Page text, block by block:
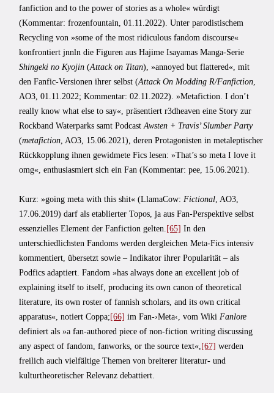
fanfiction and to the power of stories as a whole« würdigt
(Kommentar: frozenfountain, 01.11.2022). Unter parodistischem
Recycling von »some of the most ridiculous fandom discourse«
konfrontiert jnnln die Figuren aus Hajime Isayamas Manga-Serie
Shingeki no Kyojin (Attack on Titan), »annoyed but flattered«, mit
den Fanfic-Versionen ihrer selbst (Attack On Modding R/Fanfiction
AO3, 01.11.2022; Kommentar: 02.11.2022). »Metafiction. I don’t
really know what else to say«, präsentiert r3dheaven eine Story zur
Rockband Waterparks samt Podcast Awsten + Travis’ Slumber Party
(metafiction , AO3, 15.06.2021), deren Protagonisten in metaleptischer
Rückkopplung ihnen gewidmete Fics lesen: »That’s so meta I love it
omg«, enthusiasmiert sich ein Fan (Kommentar: pee, 15.06.2021).
Kurz: »going meta with this shit« (LlamaCow: Fictional , AO3,
17.06.2019) darf als etablierter Topos, ja aus Fan-Perspektive selbst
essenzielles Element der Fanfiction gelten. [65] In den
unterschiedlichsten Fandoms werden dergleichen Meta-Fics intensiv
kommentiert, übersetzt sowie – Indikator ihrer Popularität – als
Podfics adaptiert. Fandom »has always done an excellent job of
explaining itself to itself, pro­ducing its own canon of theoretical
literature, its own roster of fannish scholars, and its own critical
apparatus«, notiert Coppa; [66] im Fan-›Meta‹, vom Wiki Fanlore
definiert als »a fan-authored piece of non-fiction writing discussing
any aspect of fandom, fanworks, or the source text«, [67] werden
freilich auch vielfältige Themen von brei­terer literatur- und
kulturtheoretischer Relevanz debattiert.